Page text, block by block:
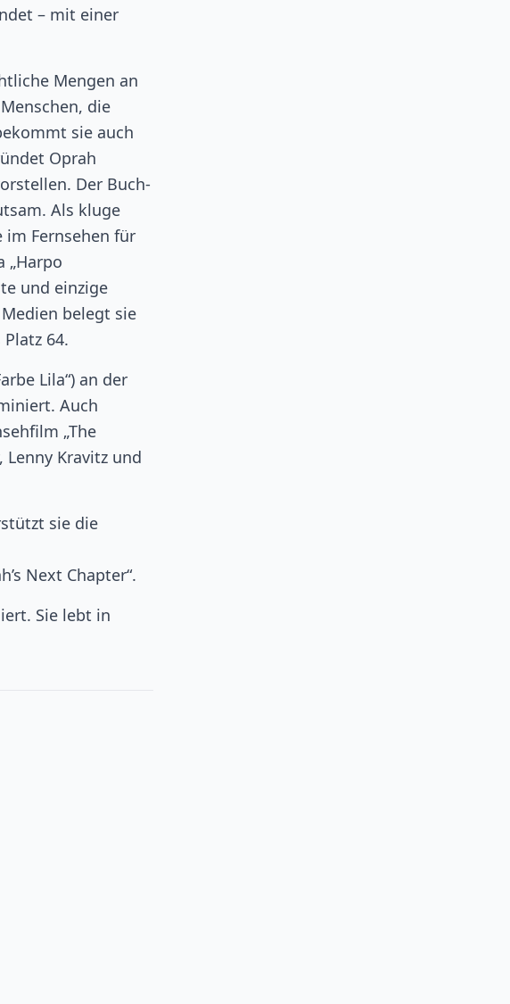
– mit einer
Mengen an
die
sie auch
Oprah
Der Buch-
Als kluge
Fernsehen für
„Harpo
und einzige
belegt sie
64.
Lila“) an der
Auch
„The
Lenny Kravitz und
sie die
Next Chapter“.
Sie lebt in